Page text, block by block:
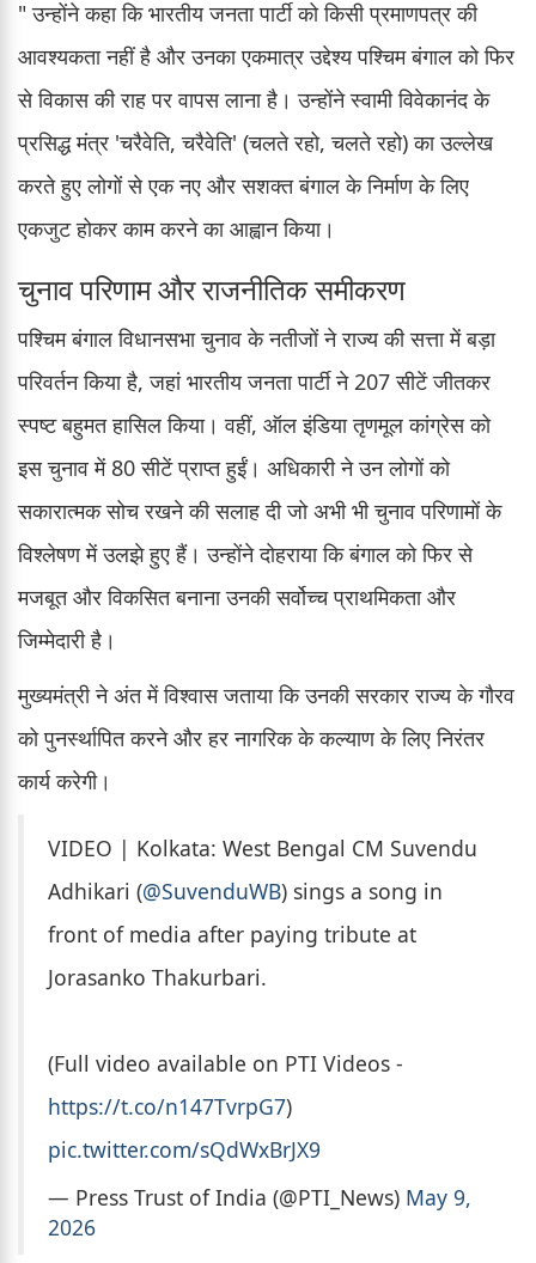
" उन्होंने कहा कि भारतीय जनता पार्टी को किसी प्रमाणपत्र की
आवश्यकता नहीं है और उनका एकमात्र उद्देश्य पश्चिम बंगाल को फिर
से विकास की राह पर वापस लाना है। उन्होंने स्वामी विवेकानंद के
प्रसिद्ध मंत्र 'चरैवेति, चरैवेति' (चलते रहो, चलते रहो) का उल्लेख
करते हुए लोगों से एक नए और सशक्त बंगाल के निर्माण के लिए
एकजुट होकर काम करने का आह्वान किया।
चुनाव परिणाम और राजनीतिक समीकरण
पश्चिम बंगाल विधानसभा चुनाव के नतीजों ने राज्य की सत्ता में बड़ा
परिवर्तन किया है, जहां भारतीय जनता पार्टी ने 207 सीटें जीतकर
स्पष्ट बहुमत हासिल किया। वहीं, ऑल इंडिया तृणमूल कांग्रेस को
इस चुनाव में 80 सीटें प्राप्त हुईं। अधिकारी ने उन लोगों को
सकारात्मक सोच रखने की सलाह दी जो अभी भी चुनाव परिणामों के
विश्लेषण में उलझे हुए हैं। उन्होंने दोहराया कि बंगाल को फिर से
मजबूत और विकसित बनाना उनकी सर्वोच्च प्राथमिकता और
जिम्मेदारी है।
मुख्यमंत्री ने अंत में विश्वास जताया कि उनकी सरकार राज्य के गौरव
को पुनर्स्थापित करने और हर नागरिक के कल्याण के लिए निरंतर
कार्य करेगी।
VIDEO | Kolkata: West Bengal CM Suvendu
Adhikari (@SuvenduWB) sings a song in
front of media after paying tribute at
Jorasanko Thakurbari.
(Full video available on PTI Videos -
https://t.co/n147TvrpG7)
pic.twitter.com/sQdWxBrJX9
— Press Trust of India (@PTI_News) May 9,
2026